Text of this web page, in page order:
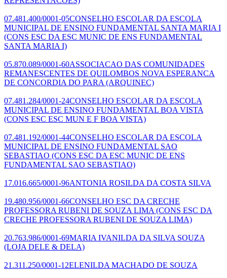
07.481.400/0001-05CONSELHO ESCOLAR DA ESCOLA
MUNICIPAL DE ENSINO FUNDAMENTAL SANTA MARIA I
(CONS ESC DA ESC MUNIC DE ENS FUNDAMENTAL
SANTA MARIA I)
05.870.089/0001-60ASSOCIACAO DAS COMUNIDADES
REMANESCENTES DE QUILOMBOS NOVA ESPERANCA
DE CONCORDIA DO PARA (ARQUINEC)
07.481.284/0001-24CONSELHO ESCOLAR DA ESCOLA
MUNICIPAL DE ENSINO FUNDAMENTAL BOA VISTA
(CONS ESC ESC MUN E F BOA VISTA)
07.481.192/0001-44CONSELHO ESCOLAR DA ESCOLA
MUNICIPAL DE ENSINO FUNDAMENTAL SAO
SEBASTIAO (CONS ESC DA ESC MUNIC DE ENS
FUNDAMENTAL SAO SEBASTIAO)
17.016.665/0001-96ANTONIA ROSILDA DA COSTA SILVA
19.480.956/0001-66CONSELHO ESC DA CRECHE
PROFESSORA RUBENI DE SOUZA LIMA (CONS ESC DA
CRECHE PROFESSORA RUBENI DE SOUZA LIMA)
20.763.986/0001-69MARIA IVANILDA DA SILVA SOUZA
(LOJA DELE & DELA)
21.311.250/0001-12ELENILDA MACHADO DE SOUZA